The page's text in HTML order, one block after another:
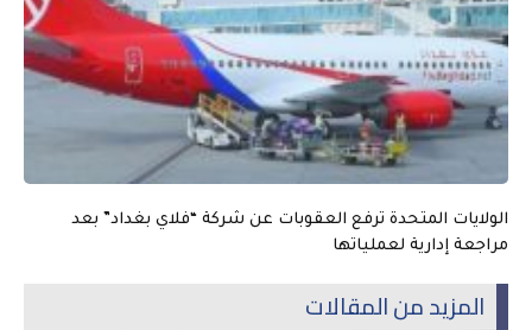
الولايات المتحدة ترفع العقوبات عن شركة “فلاي بغداد” بعد
مراجعة إدارية لعملياتها
المزيد من المقالات